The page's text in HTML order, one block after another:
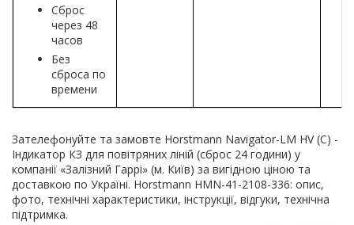
Сброс
через 48
часов
Без
сброса по
времени
Зателефонуйте та замовте Horstmann Navigator-LM HV (С) -
Індикатор КЗ для повітряних ліній (сброс 24 години) у
компанії «Залізний Гаррі» (м. Київ) за вигідною ціною та
доставкою по Україні. Horstmann HMN-41-2108-336: опис,
фото, технічні характеристики, інструкції, відгуки, технічна
підтримка.